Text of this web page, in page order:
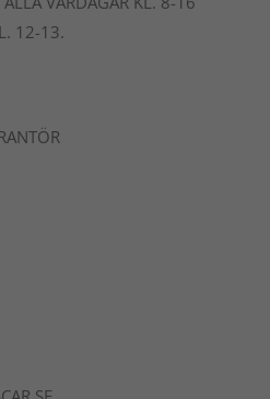
12-13.